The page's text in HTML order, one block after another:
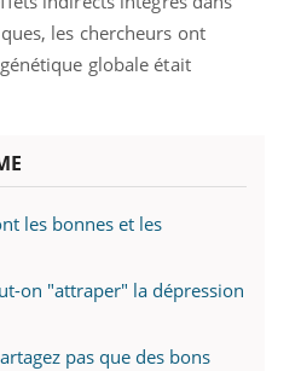
les chercheurs ont
globale était
les bonnes et les
on "attraper" la dépression
pas que des bons